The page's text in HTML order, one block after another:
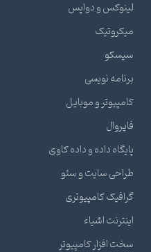
لینوکس و دواپس
میکروتیک
سیسکو
برنامه نویسی
کامپیوتر و موبایل
فایروال
پایگاه داده و داده کاوی
طراحی سایت و سئو
گرافیک کامپیوتری
اینترنت اشیاء
سخت افزار کامپیوتر